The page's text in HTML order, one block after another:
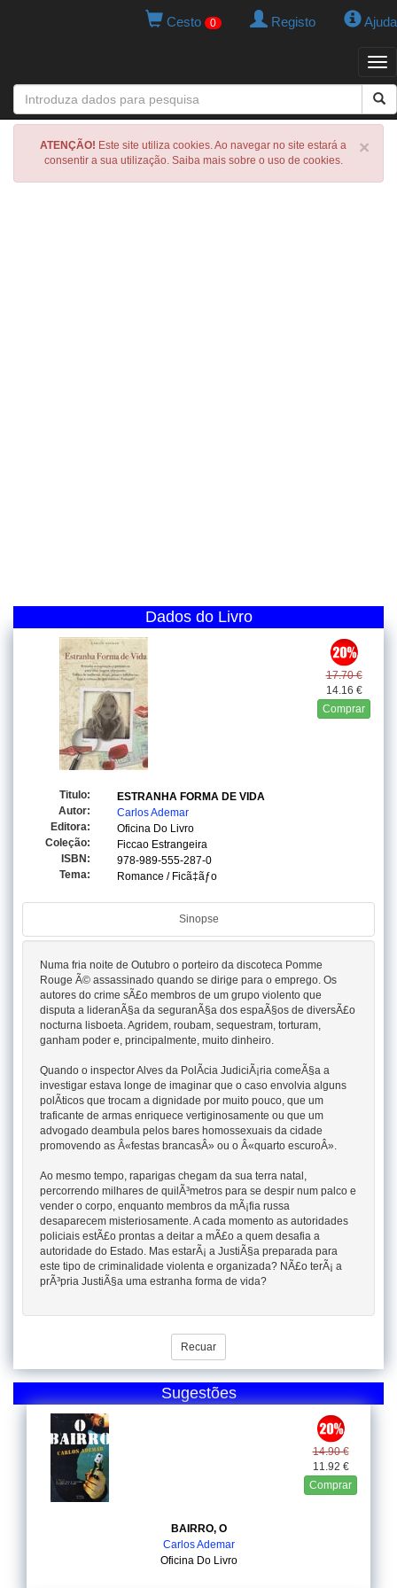
Cesto 0 Registo Ajuda
×
ATENÇÃO! Este site utiliza cookies. Ao navegar no site estará a
consentir a sua utilização. Saiba mais sobre o uso de cookies.
Dados do Livro
17.70 €
14.16 €
Comprar
Titulo:
ESTRANHA FORMA DE VIDA
Autor:
Carlos Ademar
Editora:
Oficina Do Livro
Coleção:
Ficcao Estrangeira
ISBN:
978-989-555-287-0
Tema:
Romance / Ficã‡ãƒo
Sinopse
Numa fria noite de Outubro o porteiro da discoteca Pomme
Rouge Ã© assassinado quando se dirige para o emprego. Os
autores do crime sÃ£o membros de um grupo violento que
disputa a lideranÃ§a da seguranÃ§a dos espaÃ§os de diversÃ£o
nocturna lisboeta. Agridem, roubam, sequestram, torturam,
ganham poder e, principalmente, muito dinheiro.
Quando o inspector Alves da PolÃ­cia JudiciÃ¡ria comeÃ§a a
investigar estava longe de imaginar que o caso envolvia alguns
polÃ­ticos que trocam a dignidade por muito pouco, que um
traficante de armas enriquece vertiginosamente ou que um
advogado deambula pelos bares homossexuais da cidade
promovendo as Â«festas brancasÂ» ou o Â«quarto escuroÂ».
Ao mesmo tempo, raparigas chegam da sua terra natal,
percorrendo milhares de quilÃ³metros para se despir num palco e
vender o corpo, enquanto membros da mÃ¡fia russa
desaparecem misteriosamente. A cada momento as autoridades
policiais estÃ£o prontas a deitar a mÃ£o a quem desafia a
autoridade do Estado. Mas estarÃ¡ a JustiÃ§a preparada para
este tipo de criminalidade violenta e organizada? NÃ£o terÃ¡ a
prÃ³pria JustiÃ§a uma estranha forma de vida?
Recuar
Sugestões
14.90 €
11.92 €
Comprar
BAIRRO, O
Carlos Ademar
Oficina Do Livro